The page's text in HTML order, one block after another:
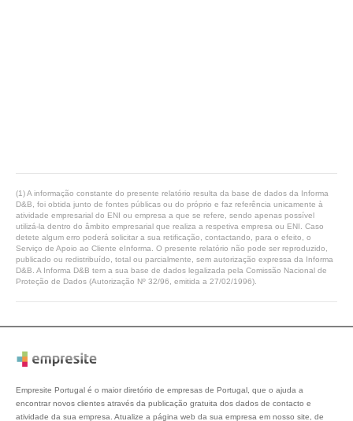
(1) A informação constante do presente relatório resulta da base de dados da Informa
D&B, foi obtida junto de fontes públicas ou do próprio e faz referência unicamente à
atividade empresarial do ENI ou empresa a que se refere, sendo apenas possível
utilizá-la dentro do âmbito empresarial que realiza a respetiva empresa ou ENI. Caso
detete algum erro poderá solicitar a sua retificação, contactando, para o efeito, o
Serviço de Apoio ao Cliente eInforma. O presente relatório não pode ser reproduzido,
publicado ou redistribuído, total ou parcialmente, sem autorização expressa da Informa
D&B. A Informa D&B tem a sua base de dados legalizada pela Comissão Nacional de
Proteção de Dados (Autorização Nº 32/96, emitida a 27/02/1996).
Empresite Portugal é o maior diretório de empresas de Portugal, que o ajuda a
encontrar novos clientes através da publicação gratuita dos dados de contacto e
atividade da sua empresa. Atualize a página web da sua empresa em nosso site, de